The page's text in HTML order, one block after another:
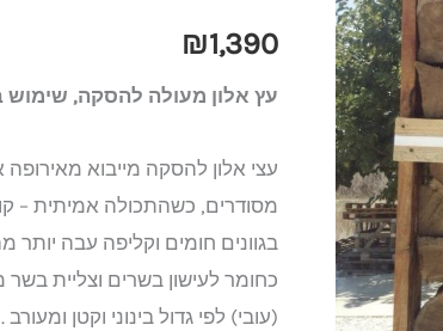
₪1,390
עץ אלון מעולה להסקה, שימוש
מסודרים, כשהתכולה אמיתית –
בגוונים חומים וקליפה עבה יותר
כחומר לעישון בשרים וצליית
מבוקעים
בכלוב
קוב